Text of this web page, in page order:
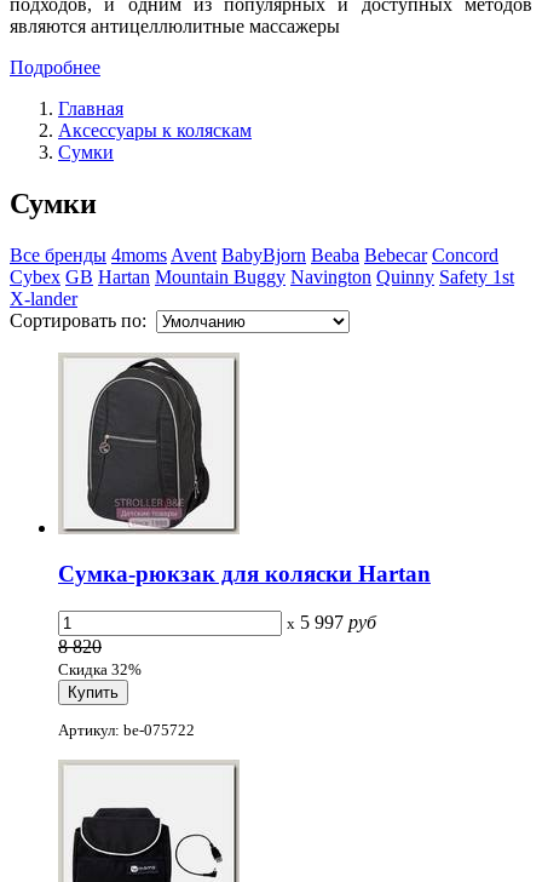
являются антицеллюлитные массажеры
Подробнее
Главная
Аксессуары к коляскам
Сумки
Сумки
Все бренды 4moms Avent BabyBjorn Beaba Bebecar Concord
Cybex GB Hartan Mountain Buggy Navington Quinny Safety 1st
X-lander
Сортировать по:
Сумка-рюкзак для коляски Hartan
x 5 997 руб
8 820
Скидка 32%
Артикул: be-075722